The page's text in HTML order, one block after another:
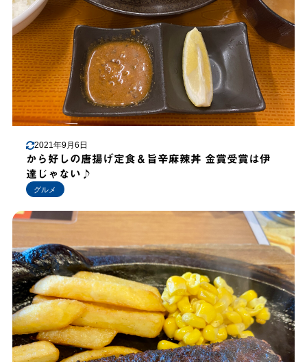
2021年9月6日
から好しの唐揚げ定食＆旨辛麻辣丼 金賞受賞は伊
達じゃない♪
グルメ